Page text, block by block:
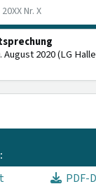
August 2020 (LG
PDF-